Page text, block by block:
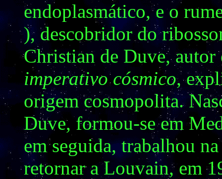
endoplasmático, e o
), descobridor do
Christian de Duve,
imperativo cósmico,
origem cosmopolita.
Duve, formou-se em
em seguida, trabalhou
retornar a Louvain, em